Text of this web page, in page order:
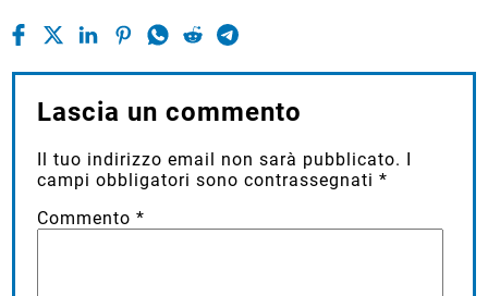
Lascia un commento
Il tuo indirizzo email non sarà pubblicato. I
campi obbligatori sono contrassegnati*
Commento*